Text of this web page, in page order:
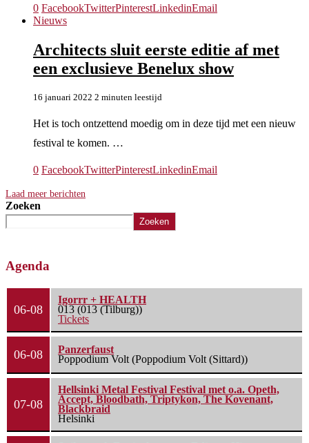
0 FacebookTwitterPinterestLinkedinEmail
Nieuws
Architects sluit eerste editie af met
een exclusieve Benelux show
16 januari 2022 2 minuten leestijd
Het is toch ontzettend moedig om in deze tijd met een nieuw
festival te komen. …
0 FacebookTwitterPinterestLinkedinEmail
Laad meer berichten
Zoeken
Zoeken
Agenda
06-08
Igorrr + HEALTH
013 (013 (Tilburg))
Tickets
06-08
Panzerfaust
Poppodium Volt (Poppodium Volt (Sittard))
07-08
Hellsinki Metal Festival Festival met o.a. Opeth,
Accept, Bloodbath, Triptykon, The Kovenant,
Blackbraid
Helsinki